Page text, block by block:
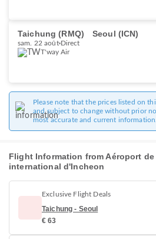
Taichung (RMQ) Seoul (ICN)
sam. 22 août Direct
T'way Air
Please note that the prices listed on
and subject to change without prior
most accurate and current information.
Flight Information from Aéroport
international d'Incheon
Exclusive Flight Deals
Taichung - Seoul
€ 63